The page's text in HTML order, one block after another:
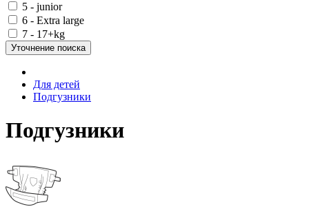
5 - junior
6 - Extra large
7 - 17+kg
Уточнение поиска
Для детей
Подгузники
Подгузники